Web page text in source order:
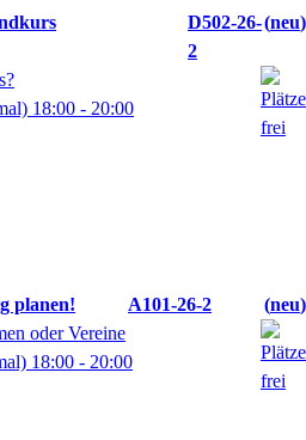
D502-26-
2
neu
18:00 - 20:00
planen! A101-26-2
neu
oder Vereine
18:00 - 20:00